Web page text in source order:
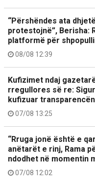
“Përshëndes ata
protestojnë”, Berisha:
platformë për
08/08 12:39
Kufizimet ndaj
rregullores së re:
kufizuar transparencën
07/08 13:25
“Rruga jonë është e
anëtarët e rinj, Rama
ndodhet në momentin
07/08 12:02